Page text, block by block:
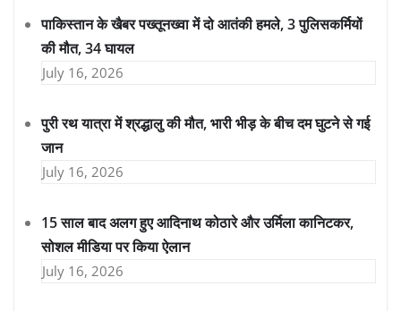
पाकिस्तान के खैबर पख्तूनख्वा में दो आतंकी हमले, 3 पुलिसकर्मियों
की मौत, 34 घायल
July 16, 2026
पुरी रथ यात्रा में श्रद्धालु की मौत, भारी भीड़ के बीच दम घुटने से गई
जान
July 16, 2026
15 साल बाद अलग हुए आदिनाथ कोठारे और उर्मिला कानिटकर,
सोशल मीडिया पर किया ऐलान
July 16, 2026